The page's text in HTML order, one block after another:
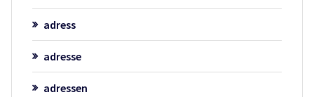
adress
adresse
adressen